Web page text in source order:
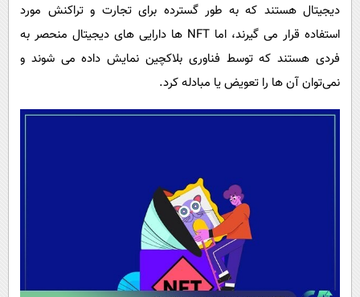
دیجیتال هستند که به طور گسترده برای تجارت و تراکنش مورد
استفاده قرار می گیرند، اما NFT‌ ها دارایی های دیجیتال منحصر به
فردی هستند که توسط فناوری بلاکچین نمایش داده می شوند و
نمی‌توان آن ها را تعویض یا مبادله کرد.